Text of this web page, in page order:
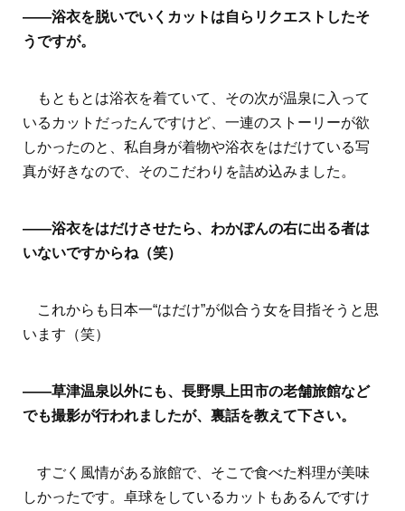
――浴衣を脱いでいくカットは自らリクエストしたそ
うですが。
もともとは浴衣を着ていて、その次が温泉に入って
いるカットだったんですけど、一連のストーリーが欲
しかったのと、私自身が着物や浴衣をはだけている写
真が好きなので、そのこだわりを詰め込みました。
――浴衣をはだけさせたら、わかぽんの右に出る者は
いないですからね（笑）
これからも日本一“はだけ”が似合う女を目指そうと思
います（笑）
――草津温泉以外にも、長野県上田市の老舗旅館など
でも撮影が行われましたが、裏話を教えて下さい。
すごく風情がある旅館で、そこで食べた料理が美味
しかったです。卓球をしているカットもあるんですけ